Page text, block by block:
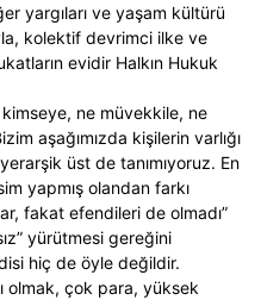
yargıları ve yaşam kültürü
kolektif devrimci ilke ve
evidir Halkın Hukuk
ne müvekkile, ne
aşağımızda kişilerin varlığı
üst de tanımıyoruz. En
yapmış olandan farkı
fakat efendileri de olmadı”
yürütmesi gereğini
hiç de öyle değildir.
olmak, çok para, yüksek